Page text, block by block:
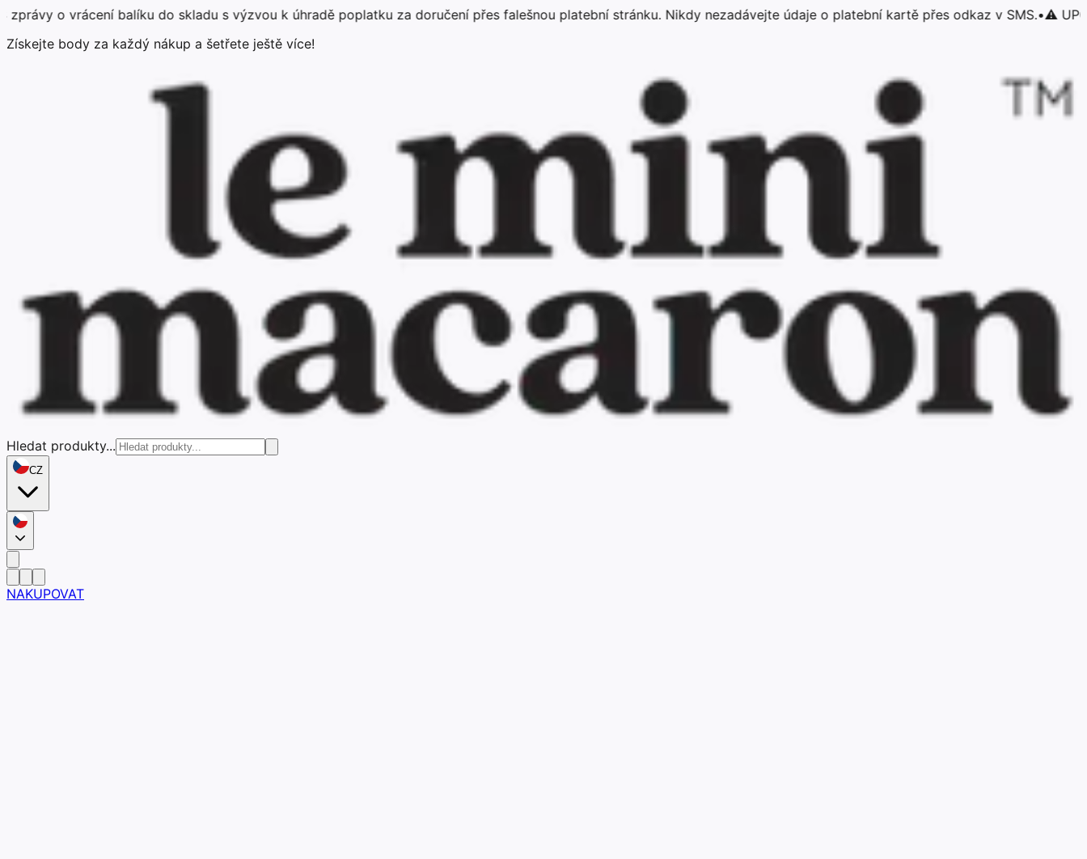
o vrácení balíku do skladu s výzvou k úhradě poplatku za doručení přes falešnou platební stránku. Nikdy nezadávejte údaje o platební kartě přes odkaz v SMS.•⚠️
Získejte body za každý nákup a šetřete ještě více!
Hledat produkty...
CZ
NAKUPOVAT